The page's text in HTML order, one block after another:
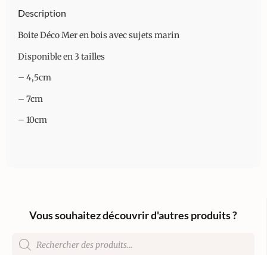
Description
Boite Déco Mer en bois avec sujets marin
Disponible en 3 tailles
– 4,5cm
– 7cm
– 10cm
Vous souhaitez découvrir d'autres produits ?